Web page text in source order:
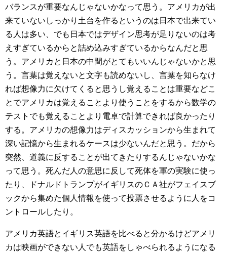
バランスが重要なんじゃないかなって思う。アメリカが出
来ていないしっかり土台を作るというのは日本で出来てい
る人は多い、でも日本ではデザイン思考が足りないのは考
えすぎているからと詰め込みすぎているからなんだと思
う。アメリカと日本の中間がとてもいいんじゃないかと思
う。言葉は覚えないと文字も読めないし、言葉を知らなけ
れば想像力に欠けてくると思うし覚えることは重要などこ
とでアメリカは覚えることより使うことをするから数学の
テストでも覚えることより電卓で計算できれば良かったり
する。アメリカの想像力はディスカッションから生まれて
深い記憶から生まれるケースは少ないんだと思う。だから
突然、道義に反することが出てきたりするんじゃないかな
って思う。死んだ人の意思に反して死体を軍の実験に使っ
たり、ドナルドトランプがイギリスのＣＡ社がフェイスブ
ックから集めた個人情報を使って投票させるように人をコ
ントロールしたり。
アメリカ英語とイギリス英語を比べると分かるけどアメリ
カは映画ができない人でも英語をしゃべられるようになる